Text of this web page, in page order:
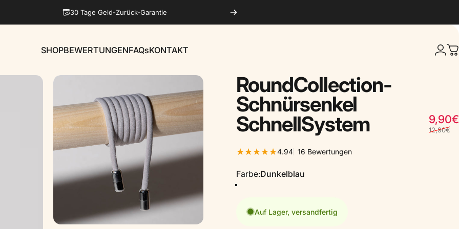
30 Tage Geld-Zurück-Garantie
SHOPBEWERTUNGENFAQsKONTAKT
RoundCollection-
Schnürsenkel
SchnellSystem 9,90€
12,90€
4.94 16 Bewertungen16 Bewertungen insgesamt
Farbe
Farbe:Dunkelblau
Auf Lager, versandfertig